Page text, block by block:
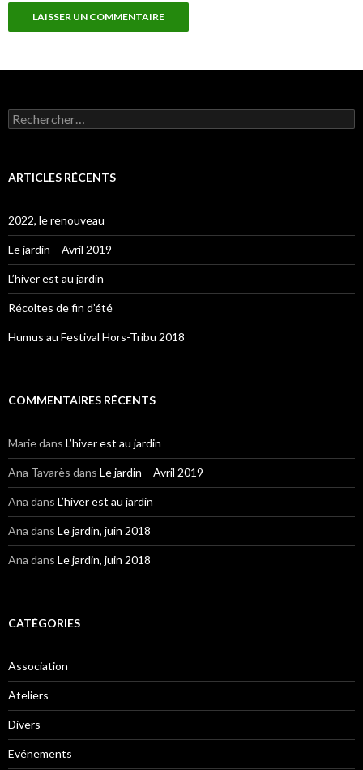
Rechercher :
ARTICLES RÉCENTS
2022, le renouveau
Le jardin – Avril 2019
L’hiver est au jardin
Récoltes de fin d’été
Humus au Festival Hors-Tribu 2018
COMMENTAIRES RÉCENTS
Mariedans L’hiver est au jardin
Ana Tavarès dans Le jardin – Avril 2019
Ana dans L’hiver est au jardin
Ana dans Le jardin, juin 2018
Ana dans Le jardin, juin 2018
CATÉGORIES
Association
Ateliers
Divers
Evénements